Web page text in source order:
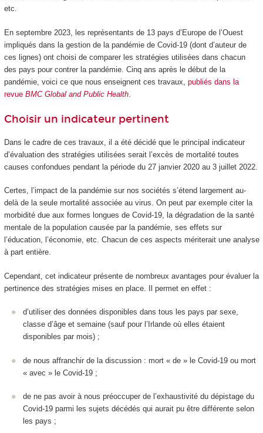
etc.
En septembre 2023, les représentants de 13 pays d’Europe de l’Ouest
impliqués dans la gestion de la pandémie de Covid-19 (dont d’auteur de
ces lignes) ont choisi de comparer les stratégies utilisées dans chacun
des pays pour contrer la pandémie. Cinq ans après le début de la
pandémie, voici ce que nous enseignent ces travaux, publiés dans la
revue BMC Global and Public Health.
Choisir un indicateur pertinent
Dans le cadre de ces travaux, il a été décidé que le principal indicateur
d’évaluation des stratégies utilisées serait l’excès de mortalité toutes
causes confondues pendant la période du 27 janvier 2020 au 3 juillet 2022.
Certes, l’impact de la pandémie sur nos sociétés s’étend largement au-
delà de la seule mortalité associée au virus. On peut par exemple citer la
morbidité due aux formes longues de Covid-19, la dégradation de la santé
mentale de la population causée par la pandémie, ses effets sur
l’éducation, l’économie, etc. Chacun de ces aspects mériterait une analyse
à part entière.
Cependant, cet indicateur présente de nombreux avantages pour évaluer la
pertinence des stratégies mises en place. Il permet en effet :
d’utiliser des données disponibles dans tous les pays par sexe,
classe d’âge et semaine (sauf pour l’Irlande où elles étaient
disponibles par mois) ;
de nous affranchir de la discussion : mort « de » le Covid-19 ou mort
« avec » le Covid-19 ;
de ne pas avoir à nous préoccuper de l’exhaustivité du dépistage du
Covid-19 parmi les sujets décédés qui aurait pu être différente selon
les pays ;